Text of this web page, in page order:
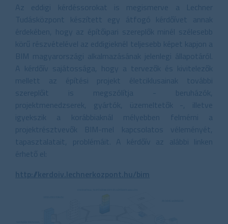
Az eddigi kérdéssorokat is megismerve a Lechner
Tudásközpont készített egy átfogó kérdőívet annak
érdekében, hogy az építőipari szereplők minél szélesebb
körű részvételével az eddigieknél teljesebb képet kapjon a
BIM magyarországi alkalmazásának jelenlegi állapotáról.
A kérdőív sajátossága, hogy a tervezők és kivitelezők
mellett az építési projekt életciklusainak további
szereplőit is megszólítja - beruházók,
projektmenedzserek, gyártók, üzemeltetők -, illetve
igyekszik a korábbiaknál mélyebben felmérni a
projektrésztvevők BIM-mel kapcsolatos véleményét,
tapasztalatait, problémáit. A kérdőív az alábbi linken
érhető el:
http://kerdoiv.lechnerkozpont.hu/bim